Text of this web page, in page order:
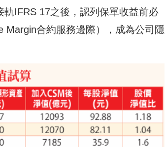
IFRS 17之後，認列保單收益前必
Margin合約服務邊際），成為公司隱